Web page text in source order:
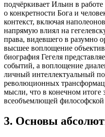
подчёркивает Ильин в
о конкретности Бога и
контекст, включая
напрямую влиял на
права, видевшего в разумно
высшее воплощение
биография Гегеля
событий, а воплощение
личный интеллектуальный
революционных
мысли, что в конечном итоге
всеобъемлющей
3. Основы